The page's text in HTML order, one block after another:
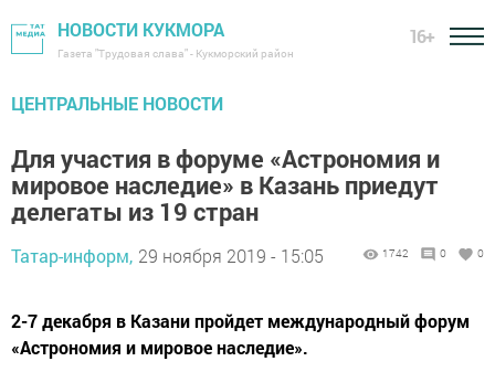
НОВОСТИ КУКМОРА
Газета "Трудовая слава" - Кукморский район
16+
ЦЕНТРАЛЬНЫЕ НОВОСТИ
Для участия в форуме «Астрономия и
мировое наследие» в Казань приедут
делегаты из 19 стран
Татар-информ, 29 ноября 2019 - 15:05 1742 0 0
2-7 декабря в Казани пройдет международный форум
«Астрономия и мировое наследие».